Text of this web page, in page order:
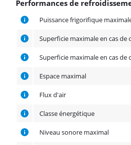
Performances de
Performances de refroidissement
Puissance frigorifique
Superficie maximale en cas de
Superficie maximale en cas
Espace maximal
Flux d'air
Classe énergétique
Niveau sonore maximal